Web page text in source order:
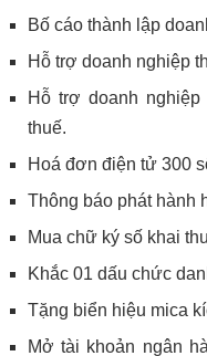
Bố cáo thành lập
Hỗ trợ doanh nghiệp
Hỗ trợ doanh
thuế.
Hoá đơn điện tử 300
Thông báo phát hành
Mua chữ ký số khai
Khắc 01 dấu chức
Tặng biển hiệu mica
Mở tài khoản ngân